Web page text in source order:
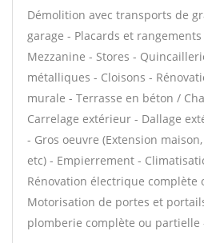
Démolition avec transports de
garage - Placards et
Mezzanine - Stores -
métalliques - Cloisons -
murale - Terrasse en béton /
Carrelage extérieur - Dallage
- Gros oeuvre (Extension
etc) - Empierrement -
Rénovation électrique complète
Motorisation de portes et
plomberie complète ou partielle